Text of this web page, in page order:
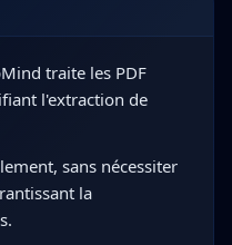
traite les PDF
l'extraction de
sans nécessiter
la